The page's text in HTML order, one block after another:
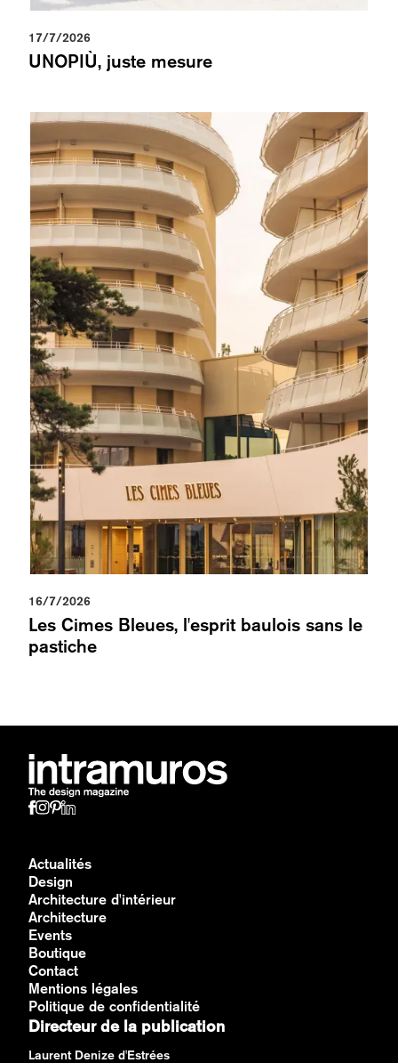
17/7/2026
UNOPIÙ, juste mesure
16/7/2026
Les Cimes Bleues, l'esprit baulois sans le
pastiche
Actualités
Design
Architecture d'intérieur
Architecture
Events
Boutique
Contact
Mentions légales
Politique de confidentialité
Directeur de la publication
Laurent Denize d'Estrées